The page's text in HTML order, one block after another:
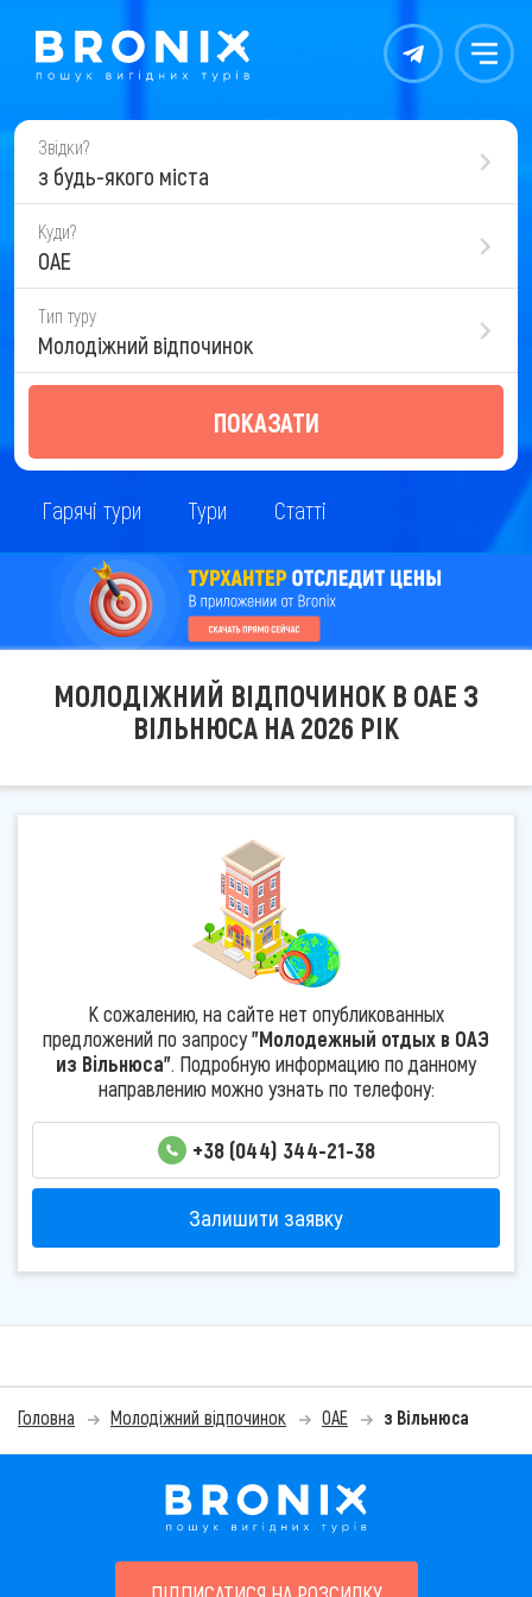
Контакты Меню
Звідки?
з будь-якого міста
Куди?
ОАЕ
Тип туру
Молодіжний відпочинок
ПОКАЗАТИ
Гарячі тури Тури Статті
МОЛОДІЖНИЙ ВІДПОЧИНОК В ОАЕ З
ВІЛЬНЮСА НА 2026 РІК
К сожалению, на сайте нет опубликованных
предложений по запросу"Молодежный отдых в ОАЭ
из Вільнюса". Подробную информацию по данному
направлению можно узнать по телефону:
+38 (044) 344-21-38
Залишити заявку
Головна Молодіжний відпочинок ОАЕ з Вільнюса